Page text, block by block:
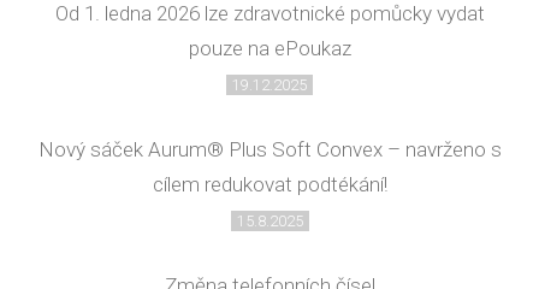
Od 1. ledna 2026 lze zdravotnické pomůcky vydat
pouze na ePoukaz
19.12.2025
Nový sáček Aurum® Plus Soft Convex – navrženo s
cílem redukovat podtékání!
15.8.2025